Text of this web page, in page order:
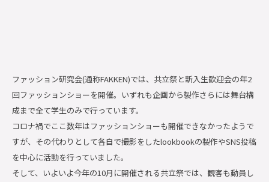
ファッション研究会(通称FAKKEN)では、共立祭と新入生歓迎会の年2
回ファッションショーを開催。いずれも企画から製作さらには舞台構
成まで全て学生のみで行っています。
コロナ禍でここ数年はファッションショーも開催できなかったようで
すが、その代わりとして各自で撮影をしたlookbookの製作やSNS投稿
を中心に活動を行っていました。
そして、いよいよ今年の10月に開催される共立祭では、観客も動員し